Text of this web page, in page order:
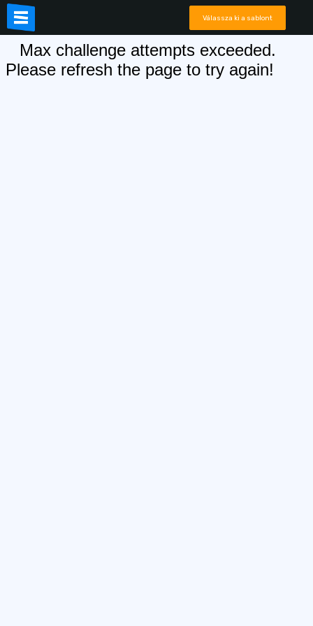
Válassza ki a sablont